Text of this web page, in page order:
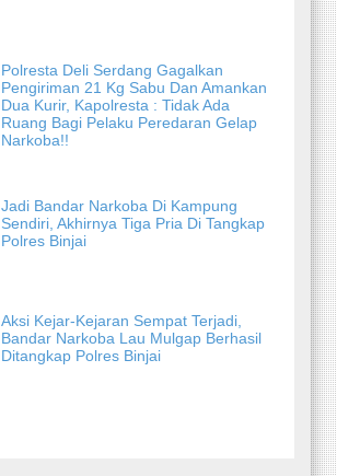
Polresta Deli Serdang Gagalkan
Pengiriman 21 Kg Sabu Dan Amankan
Dua Kurir, Kapolresta : Tidak Ada
Ruang Bagi Pelaku Peredaran Gelap
Narkoba!!
Jadi Bandar Narkoba Di Kampung
Sendiri, Akhirnya Tiga Pria Di Tangkap
Polres Binjai
Aksi Kejar-Kejaran Sempat Terjadi,
Bandar Narkoba Lau Mulgap Berhasil
Ditangkap Polres Binjai